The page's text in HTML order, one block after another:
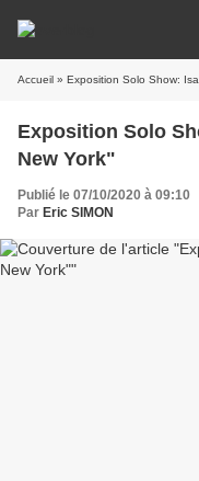
Accueil » Exposition Solo Show:
Exposition Solo
New York"
Publié le 07/10/2020 à 09:10
Par Eric SIMON